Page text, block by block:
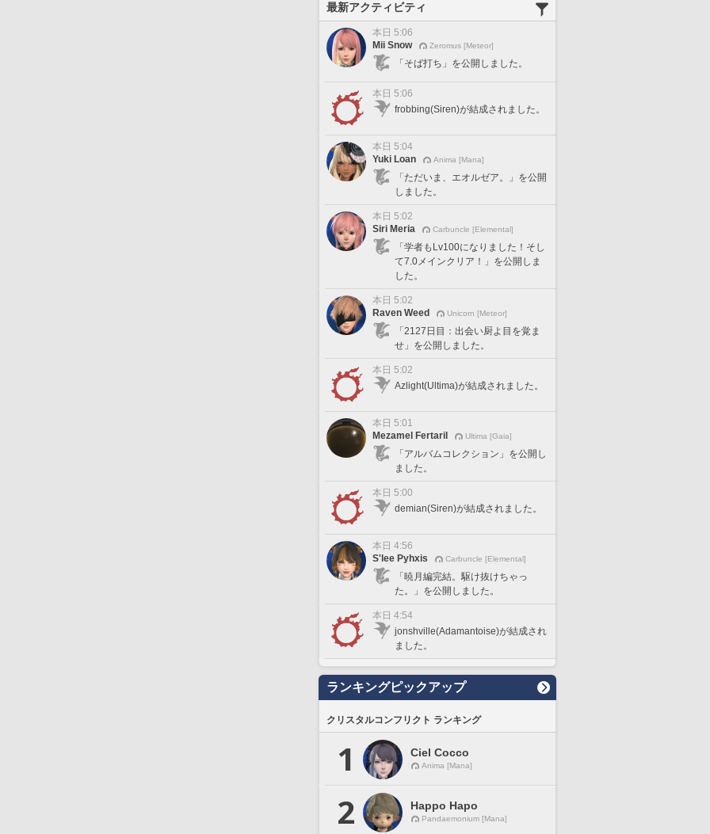
最新アクティビティ
本日 5:06
Mii Snow
Zeromus [Meteor]
「そば打ち」を公開しました。
本日 5:06
frobbing(Siren)が結成されました。
本日 5:04
Yuki Loan
Anima [Mana]
「ただいま、エオルゼア。」を公開
しました。
本日 5:02
Siri Meria
Carbuncle [Elemental]
「学者もLv100になりました！そし
て7.0メインクリア！」を公開しま
した。
本日 5:02
Raven Weed
Unicorn [Meteor]
「2127日目：出会い厨よ目を覚ま
せ」を公開しました。
本日 5:02
Azlight(Ultima)が結成されました。
本日 5:01
Mezamel Fertaril
Ultima [Gaia]
「アルバムコレクション」を公開し
ました。
本日 5:00
demian(Siren)が結成されました。
本日 4:56
S'lee Pyhxis
Carbuncle [Elemental]
「暁月編完結。駆け抜けちゃっ
た。」を公開しました。
本日 4:54
jonshville(Adamantoise)が結成され
ました。
ランキングピックアップ
クリスタルコンフリクト ランキング
1 Ciel Cocco
Anima [Mana]
2 Happo Hapo
Pandaemonium [Mana]